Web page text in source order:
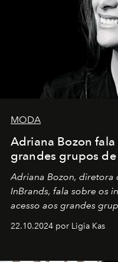
MODA
Adriana Bozon
grandes grupos
Adriana Bozon,
InBrands, fala sobre os
acesso aos grandes
22.10.2024 por Ligia Kas